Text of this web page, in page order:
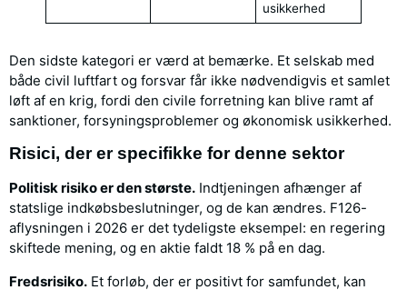
usikkerhed
Den sidste kategori er værd at bemærke. Et selskab med
både civil luftfart og forsvar får ikke nødvendigvis et samlet
løft af en krig, fordi den civile forretning kan blive ramt af
sanktioner, forsyningsproblemer og økonomisk usikkerhed.
Risici, der er specifikke for denne sektor
Politisk risiko er den største. Indtjeningen afhænger af
statslige indkøbsbeslutninger, og de kan ændres. F126-
aflysningen i 2026 er det tydeligste eksempel: en regering
skiftede mening, og en aktie faldt 18 % på en dag.
Fredsrisiko. Et forløb, der er positivt for samfundet, kan